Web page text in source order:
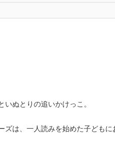
ぬとりの追いかけっこ。
は、一人読みを始めた子どもに